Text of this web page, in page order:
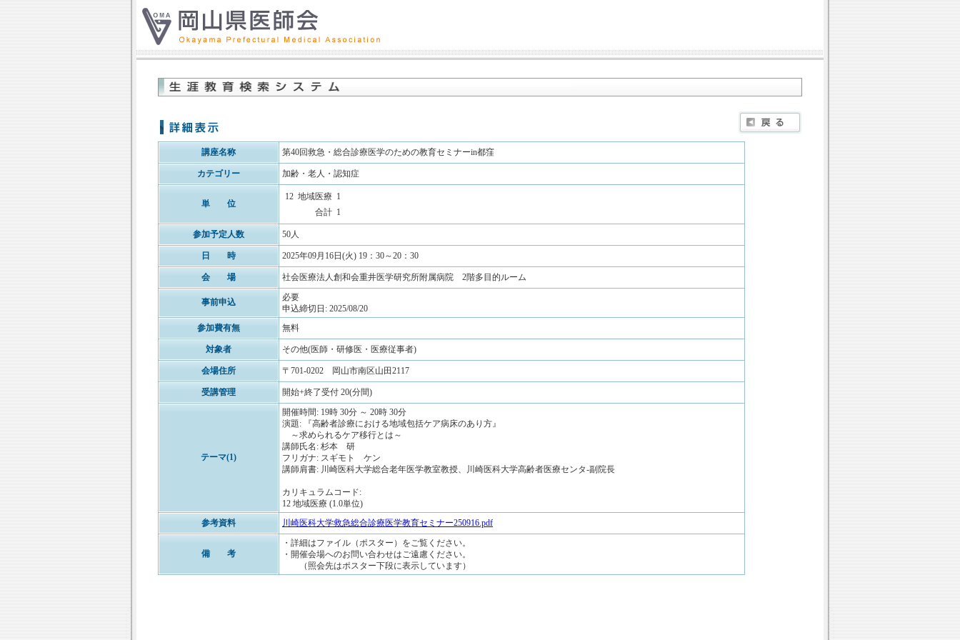
講座名称 第40回救急・総合診療医学のための教育セミナーin都窪
カテゴリー 加齢・老人・認知症
単 位
12 地域医療 1
合計 1
参加予定人数 50人
日 時 2025年09月16日(火) 19：30～20：30
会 場 社会医療法人創和会重井医学研究所附属病院 2階多目的ルーム
事前申込
必要
申込締切日: 2025/08/20
参加費有無
無料
対象者 その他(医師・研修医・医療従事者)
会場住所 〒701-0202 岡山市南区山田2117
受講管理 開始+終了受付 20(分間)
テーマ(1)
開催時間: 19時 30分 ～ 20時 30分
演題: 『高齢者診療における地域包括ケア病床のあり方』
～求められるケア移行とは～
講師氏名: 杉本 研
フリガナ: スギモト ケン
講師肩書: 川崎医科大学総合老年医学教室教授、川崎医科大学高齢者医療センタ-副院長
カリキュラムコード:
12 地域医療 (1.0単位)
参考資料
川崎医科大学救急総合診療医学教育セミナー250916.pdf
備 考
・詳細はファイル（ポスター）をご覧ください。
・開催会場へのお問い合わせはご遠慮ください。
（照会先はポスター下段に表示しています）